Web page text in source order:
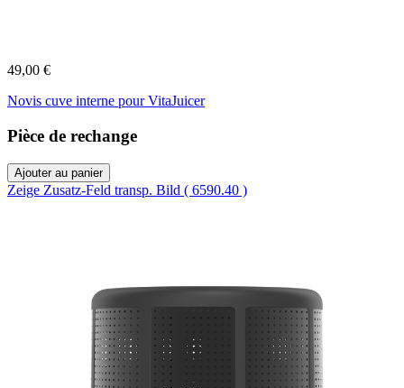
49,00 €
Novis cuve interne pour VitaJuicer
Pièce de rechange
Ajouter au panier
Zeige Zusatz-Feld transp. Bild ( 6590.40 )